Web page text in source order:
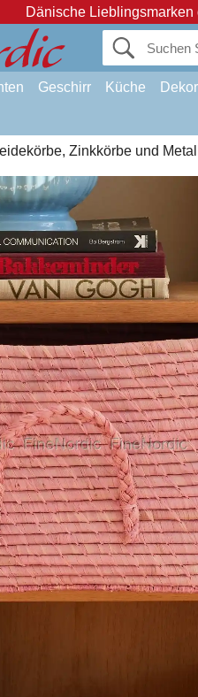
Dänische Lieblingsmarken
Geschirr Küche
Zinkkörbe und